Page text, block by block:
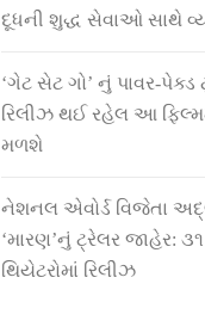
દૂધની શુદ્ધ સેવાઓ સાથે
‘ગેટ સેટ ગો’ નું પાવર-
રિલીઝ થઈ રહેલ આ
મળશે
નેશનલ એવોર્ડ વિજેતા
‘મારણ’નું ટ્રેલર જાહેર:
થિયેટરોમાં રિલીઝ